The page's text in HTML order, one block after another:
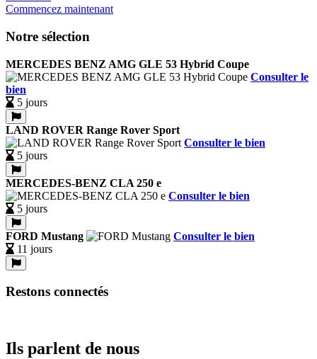
Commencez maintenant
Notre sélection
MERCEDES BENZ AMG GLE 53 Hybrid Coupe
Consulter le
bien
5 jours
LAND ROVER Range Rover Sport
Consulter le bien
5 jours
MERCEDES-BENZ CLA 250 e
Consulter le bien
5 jours
FORD Mustang
Consulter le bien
11 jours
Restons connectés
Ils parlent de nous